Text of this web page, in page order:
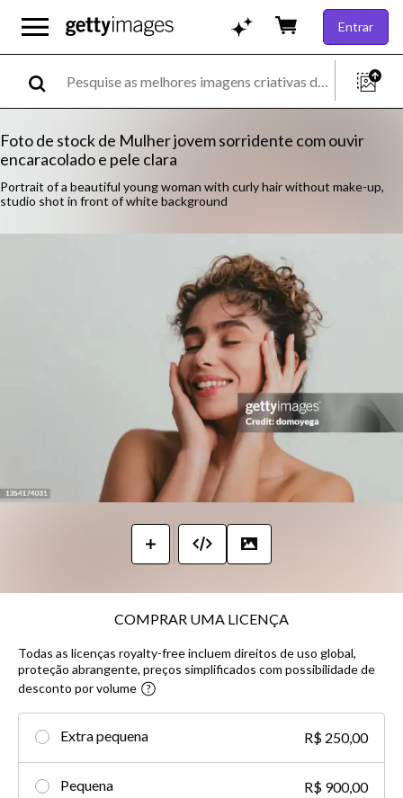
Entrar
Foto de stock de Mulher jovem sorridente com ouvir
encaracolado e pele clara
Portrait of a beautiful young woman with curly hair without make-up,
studio shot in front of white background
COMPRAR UMA LICENÇA
Todas as licenças royalty-free incluem direitos de uso global,
proteção abrangente, preços simplificados com possibilidade de
desconto por volume​
Extra pequena R$ 250,00
Pequena R$ 900,00